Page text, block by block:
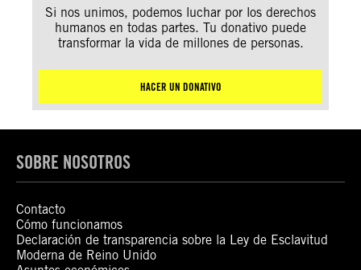
Si nos unimos, podemos luchar por los derechos
humanos en todas partes. Tu donativo puede
transformar la vida de millones de personas.
HACER UN DONATIVO
SOBRE NOSOTROS
Contacto
Cómo funcionamos
Declaración de transparencia sobre la Ley de Esclavitud
Moderna de Reino Unido